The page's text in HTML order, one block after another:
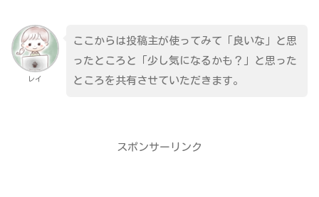
レイ
ここからは投稿主が使ってみて「良いな」と思
ったところと「少し気になるかも？」と思った
ところを共有させていただきます。
スポンサーリンク